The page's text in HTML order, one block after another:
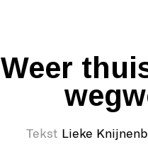
Weer
Tekst Lieke